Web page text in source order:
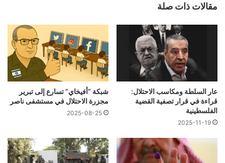
مقالات ذات صلة
عار السلطة ومكاسب الاحتلال:
قراءة في قرار تصفية القضية
الفلسطينية
2025-11-19
شبكة “أفيخاي” تسارع إلى تبرير
مجزرة الاحتلال في مستشفى ناصر
2025-08-25